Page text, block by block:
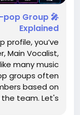
pop Group
Explained
profile, you’ve
Main Vocalist,
many music
groups often
based on
team. Let's